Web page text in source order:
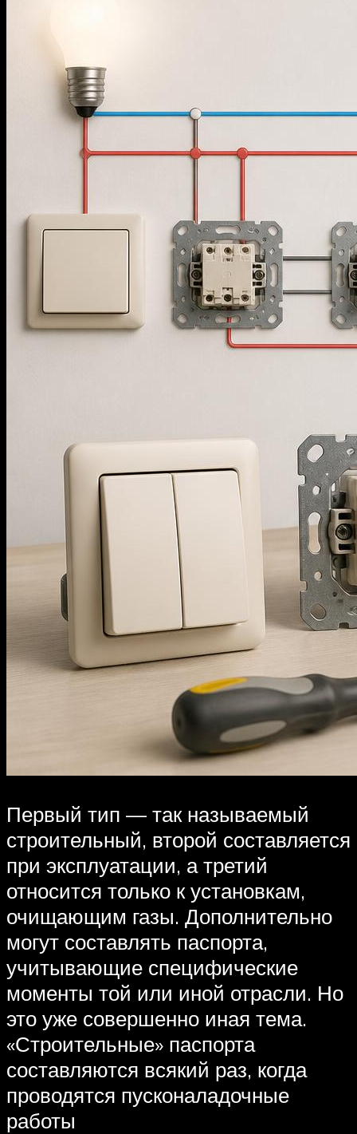
Первый тип — так называемый
строительный, второй составляется
при эксплуатации, а третий
относится только к установкам,
очищающим газы. Дополнительно
могут составлять паспорта,
учитывающие специфические
моменты той или иной отрасли. Но
это уже совершенно иная тема.
«Строительные» паспорта
составляются всякий раз, когда
проводятся пусконаладочные
работы